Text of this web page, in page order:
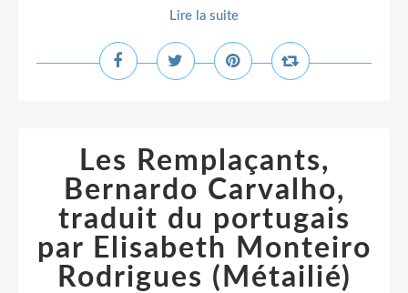
Lire la suite
Les Remplaçants,
Bernardo Carvalho,
traduit du portugais
par Elisabeth Monteiro
Rodrigues (Métailié)